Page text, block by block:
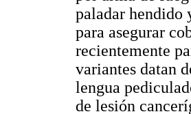
paladar hendido
para asegurar
recientemente
variantes datan
lengua
de lesión